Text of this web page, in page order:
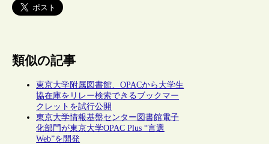
類似の記事
東京大学附属図書館、OPACから大学生
協在庫をリレー検索できるブックマー
クレットを試行公開
東京大学情報基盤センター図書館電子
化部門が東京大学OPAC Plus “言選
Web”を開発